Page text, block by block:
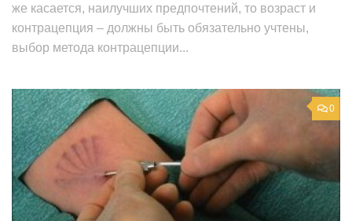
же касается, наилучших предпочтений, то возраст и
контрацепция – должны быть обязательно учтены,
выбор метода контрацепции...
0